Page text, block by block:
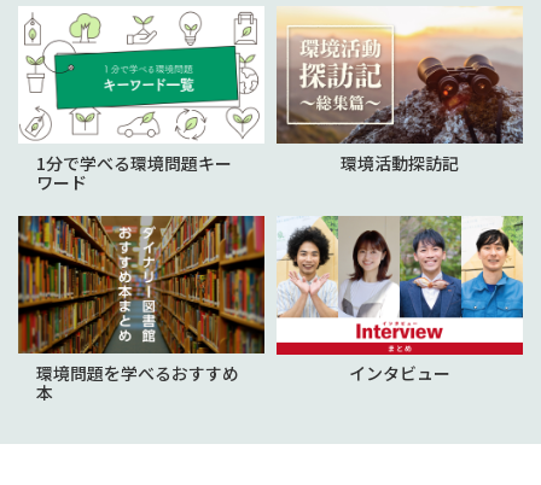
1分で学べる環境問題キー
ワード
環境活動探訪記
環境問題を学べるおすすめ
本
インタビュー